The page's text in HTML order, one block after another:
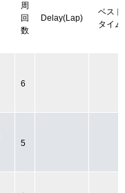
周
回
数
Delay(Lap)
ベスト
タイム
6
5